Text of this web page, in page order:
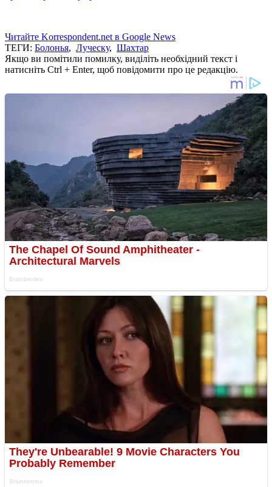
Читайте Korrespondent.net в Google News
ТЕГИ: Болонья, Луческу, Шахтар
Якщо ви помітили помилку, виділіть необхідний текст і
натисніть Ctrl + Enter, щоб повідомити про це редакцію.